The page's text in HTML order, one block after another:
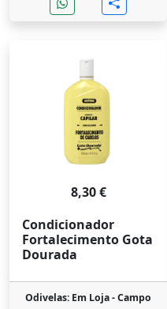
8,30 €
Condicionador
Fortalecimento Gota
Dourada
Odivelas: Em Loja -Campo